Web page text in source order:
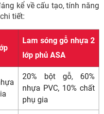
kể về cấu tạo, tính năng
tiết:
Lam sóng gỗ nhựa 2
lớp phủ ASA
20% bột gỗ, 60%
nhựa PVC, 10% chất
phụ gia